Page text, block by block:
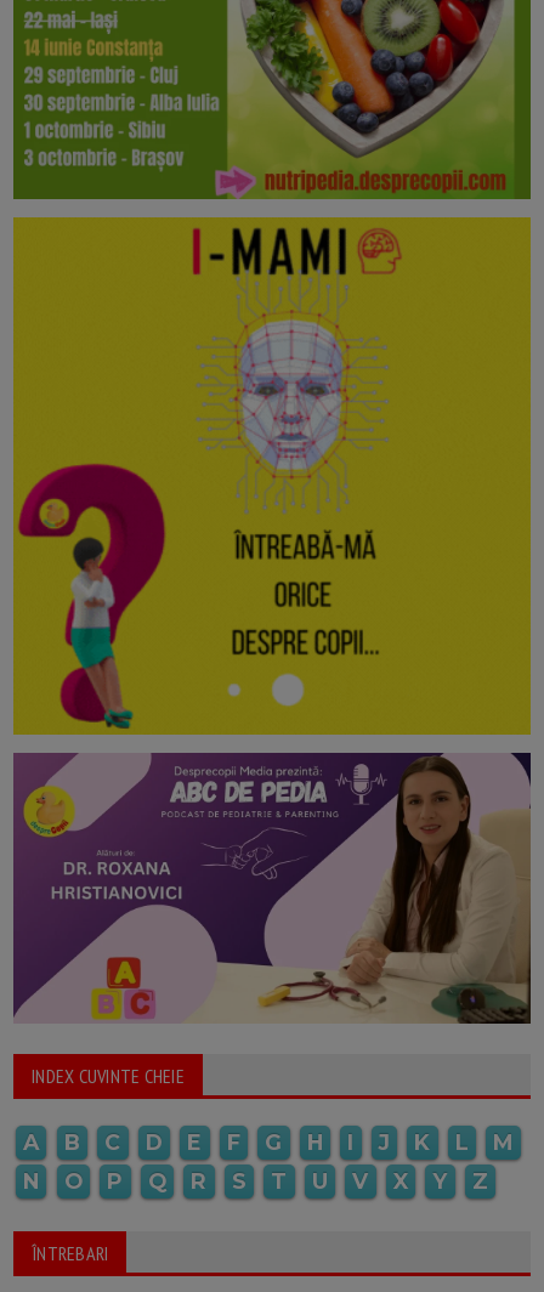
INDEX CUVINTE CHEIE
A B C D E F G H I J K L
M
N
O P Q R S T U V X Y Z
ÎNTREBARI